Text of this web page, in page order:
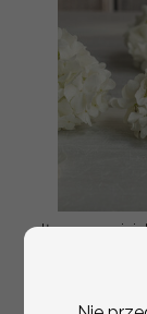
tłoczone
tłoczone